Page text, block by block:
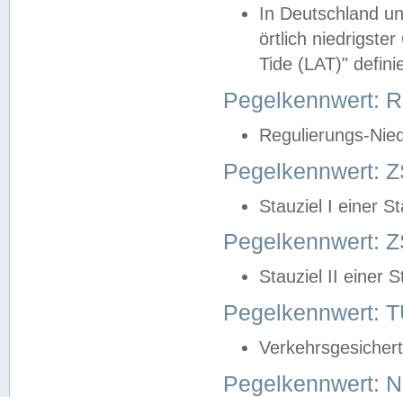
In Deutschland
örtlich
Tide (LAT)"
Pegelkennwert:
Regulierungs-
Pegelkennwert:
Stauziel I einer
Pegelkennwert:
Stauziel II einer
Pegelkennwert:
Pegelkennwert: